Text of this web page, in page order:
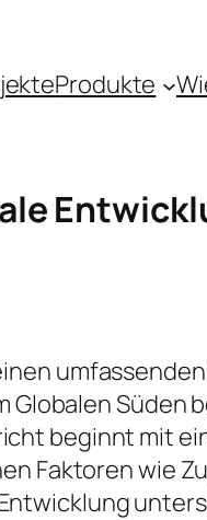
Produkte
Süden
beginnt mit
Faktoren wie